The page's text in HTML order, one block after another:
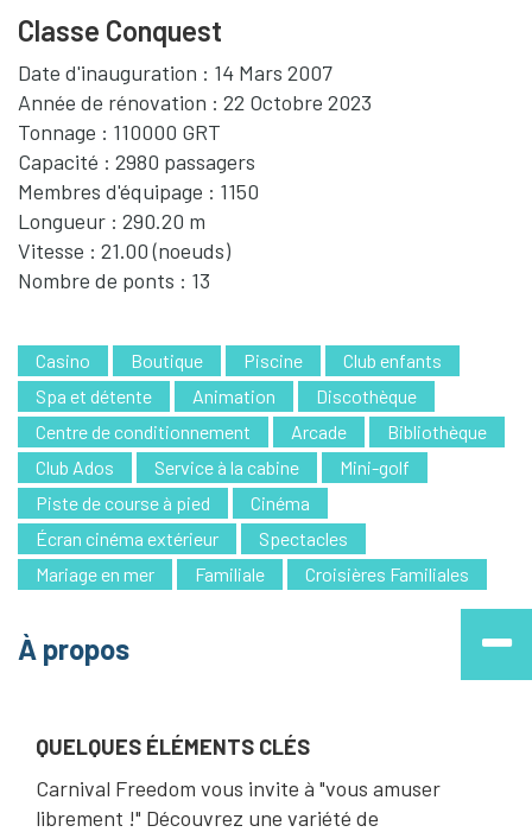
Classe Conquest
Date d'inauguration : 14 Mars 2007
Année de rénovation : 22 Octobre 2023
Tonnage : 110000 GRT
Capacité : 2980 passagers
Membres d'équipage : 1150
Longueur : 290.20 m
Vitesse : 21.00 (noeuds)
Nombre de ponts : 13
Casino Boutique Piscine
Club enfants
Spa et détente
Animation
Discothèque
Centre de conditionnement
Arcade
Bibliothèque
Club Ados
Service à la cabine
Mini-golf
Piste de course à pied
Cinéma
Écran cinéma extérieur
Spectacles
Mariage en mer
Familiale Croisières Familiales
À propos
QUELQUES ÉLÉMENTS CLÉS
Carnival Freedom vous invite à "vous amuser
librement !" Découvrez une variété de